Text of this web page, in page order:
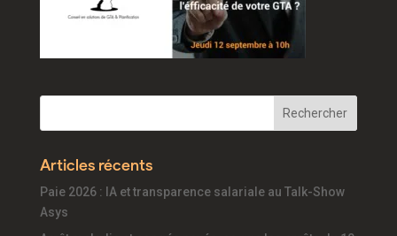
Articles récents
Paie 2026 : IA et transparence salariale au Talk-Show
Asys